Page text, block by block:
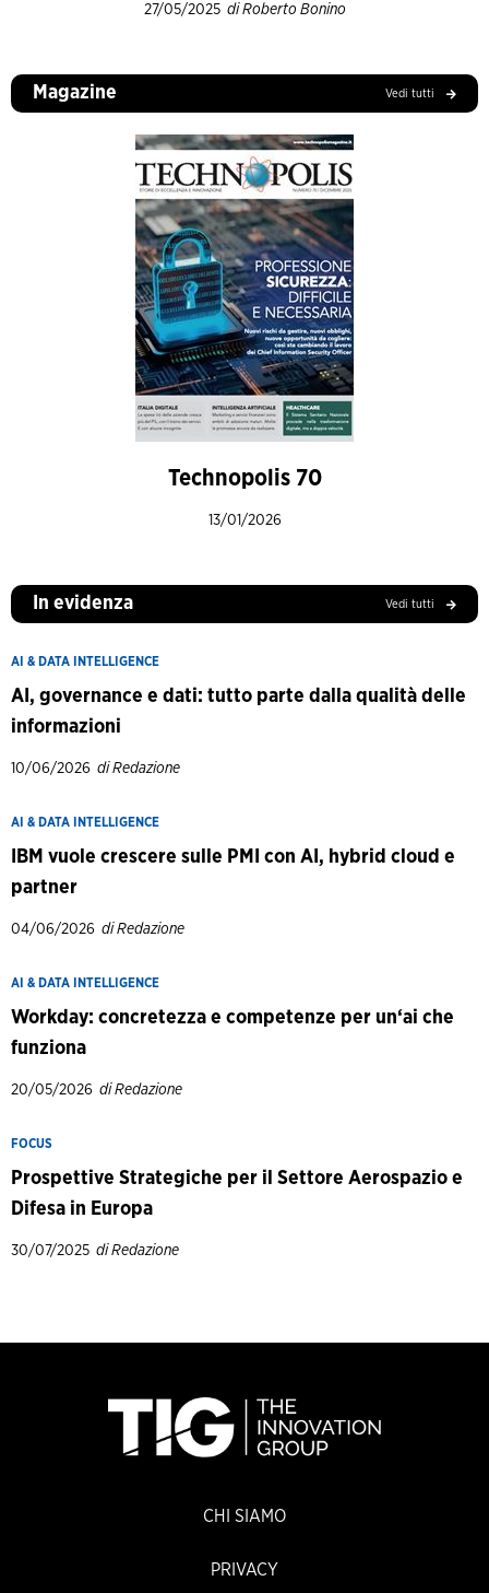
27/05/2025 di Roberto Bonino
Magazine Vedi tutti
Technopolis 70
13/01/2026
In evidenza Vedi tutti
AI & DATA INTELLIGENCE
AI, governance e dati: tutto parte dalla qualità delle
informazioni
10/06/2026 di Redazione
AI & DATA INTELLIGENCE
IBM vuole crescere sulle PMI con AI, hybrid cloud e
partner
04/06/2026 di Redazione
AI & DATA INTELLIGENCE
Workday: concretezza e competenze per un‘ai che
funziona
20/05/2026 di Redazione
FOCUS
Prospettive Strategiche per il Settore Aerospazio e
Difesa in Europa
30/07/2025 di Redazione
CHI SIAMO
PRIVACY